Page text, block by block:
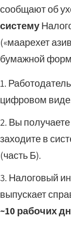
сообщают об
систему
(«маарехет
бумажной
цифровом
Вы получаете
заходите в
(часть Б).
Налоговый
выпускает
~10 рабочих